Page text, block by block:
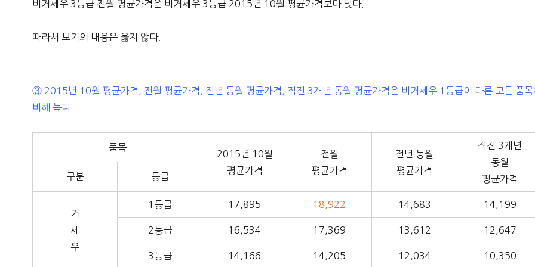
비거세우 3등급 전월 평균가격은 비거세우 3등급 2015년 10월 평균가격보다 낮다.
따라서 보기의 내용은 옳지 않다.
③ 2015년 10월 평균가격, 전월 평균가격, 전년 동월 평균가격, 직전 3개년 동월 평균가격은 비거세우 1등급이 다른 모든 품목
비해 높다.
품목
2015년 10월
평균가격
전월
평균가격
전년 동월
평균가격
직전 3개년
동월
평균가격
구분 등급
거
세
우
1등급 17,895 18,922 14,683 14,199
2등급 16,534 17,369 13,612 12,647
3등급 14,166 14,205 12,034 10,350